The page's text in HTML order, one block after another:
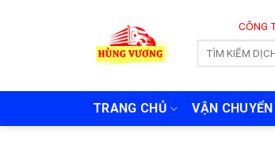
CÔNG TY THHH
TRANG CHỦ VẬN